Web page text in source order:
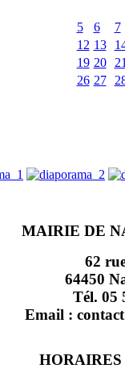
5
6 7
12 13
19 20 21
26 27
MAIRIE DE
62
64450
Tél. 05
Email :